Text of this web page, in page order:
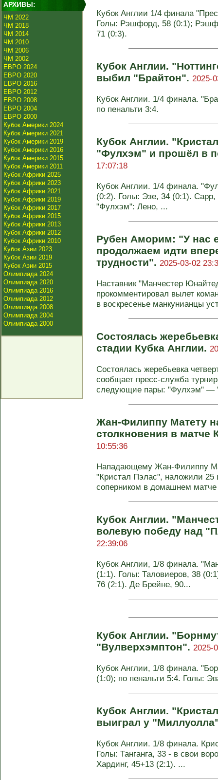
АРХИВЫ:
ЧМ 2022
ЧМ 2018
ЧМ 2014
ЧМ 2010
ЧМ 2006
ЧМ 2002
ЕВРО 2024
ЕВРО 2020
ЕВРО 2016
ЕВРО 2012
ЕВРО 2008
ЕВРО 2004
ЕВРО 2000
Кубок Америки 2024
Кубок Америки 2021
Кубок Америки 2019
Кубок Америки 2016
Кубок Америки 2015
Кубок Америки 2011
Кубок Африки 2025
Кубок Африки 2023
Кубок Африки 2021
Кубок Африки 2019
Кубок Африки 2017
Кубок Африки 2015
Кубок Африки 2013
Кубок Африки 2012
Кубок Африки 2010
Кубок Азии 2023
Кубок Азии 2019
Кубок Азии 2015
Олимпиада 2024
Олимпиада 2020
Олимпиада 2016
Олимпиада 2012
Олимпиада 2008
Олимпиада 2004
Олимпиада 2000
Кубок Англии 1/4 финала
Голы: Рэшфорд, 58 (0:1);
71 (0:3).
Кубок Англии.
выбил "Брайтон". 2025-
Кубок Англии. 1/4 финала.
по пенальти 3:4.
Кубок Англии.
"Фулхэм" и прошёл в
17:07:18
Кубок Англии. 1/4 финала.
(0:2). Голы: Эзе, 34 (0:1).
"Фулхэм": Лено, ...
Рубен Аморим: "У нас
продолжаем идти
трудности". 2025-03-02
Наставник "Манчестер
прокомментировал вылет
в воскресенье манкунианцы
Состоялась
стадии Кубка Англии.
Состоялась жеребьевка
сообщает пресс-служба
следующие пары: "Фулхэм" —
Жан-Филиппу Матету
столкновения в матче
10:55:36
Нападающему Жан-Филиппу
"Кристал Пэлас", наложили 25
соперником в домашнем
Кубок Англии.
волевую победу над
22:39:06
Кубок Англии, 1/8 финала.
(1:1). Голы: Таловиеров, 38
76 (2:1). Де Брейне, 90...
Кубок Англии.
"Вулверхэмптон". 2025-
Кубок Англии, 1/8 финала.
(1:0); по пенальти 5:4. Голы:
Кубок Англии.
выиграл у
Кубок Англии. 1/8 финала.
Голы: Танганга, 33 - в свои
Хардинг, 45+13 (2:1). ...